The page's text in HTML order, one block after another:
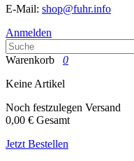
E-Mail: shop@fuhr.info
Anmelden
Warenkorb
0
Keine Artikel
Noch festzulegen Versand
0,00 € Gesamt
Jetzt Bestellen